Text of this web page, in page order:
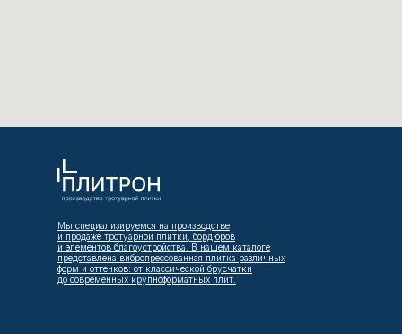
Мы специализируемся на производстве
и продаже тротуарной плитки, бордюров
и элементов благоустройства. В нашем каталоге
представлена вибропрессованная плитка различных
форм и оттенков: от классической брусчатки
до современных крупноформатных плит.